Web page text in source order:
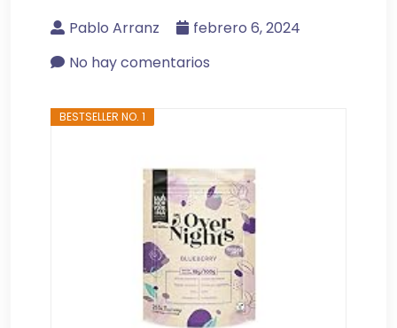
Pablo Arranz
febrero 6, 2024
No hay comentarios
BESTSELLER NO. 1